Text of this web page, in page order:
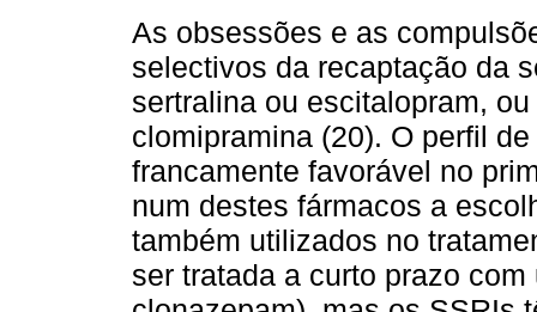
As obsessões e as
selectivos da recaptação da
sertralina ou escitalopram,
clomipramina (20). O perfil
francamente favorável no
num destes fármacos a
também utilizados no
ser tratada a curto prazo